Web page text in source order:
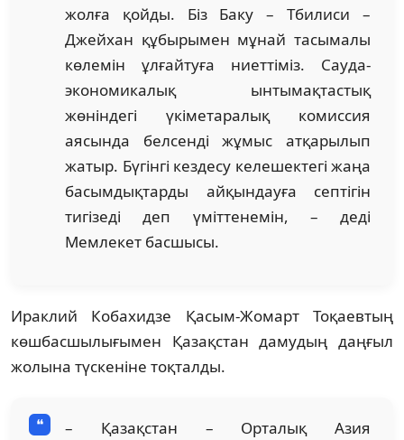
жолға қойды. Біз Баку – Тбилиси –
Джейхан құбырымен мұнай тасымалы
көлемін ұлғайтуға ниеттіміз. Сауда-
экономикалық ынтымақтастық
жөніндегі үкіметаралық комиссия
аясында белсенді жұмыс атқарылып
жатыр. Бүгінгі кездесу келешектегі жаңа
басымдықтарды айқындауға септігін
тигізеді деп үміттенемін, – деді
Мемлекет басшысы.
Ираклий Кобахидзе Қасым-Жомарт Тоқаевтың
көшбасшылығымен Қазақстан дамудың даңғыл
жолына түскеніне тоқталды.
– Қазақстан – Орталық Азия